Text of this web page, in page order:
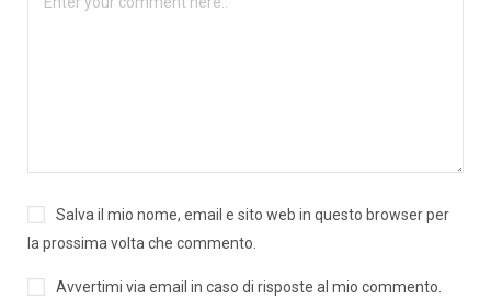
Salva il mio nome, email e sito web in questo browser per
la prossima volta che commento.
Avvertimi via email in caso di risposte al mio commento.